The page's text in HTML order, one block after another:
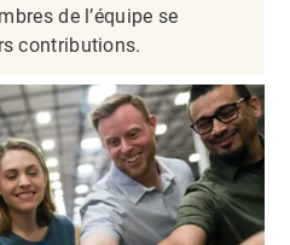
de l’équipe se
contributions.​​​​​​​